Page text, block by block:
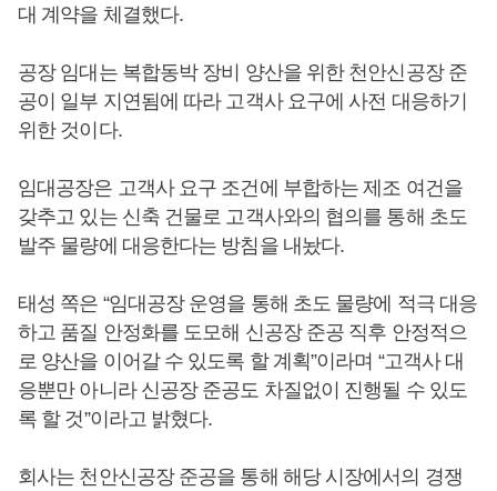
대 계약을 체결했다.
공장 임대는 복합동박 장비 양산을 위한 천안신공장 준
공이 일부 지연됨에 따라 고객사 요구에 사전 대응하기
위한 것이다.
임대공장은 고객사 요구 조건에 부합하는 제조 여건을
갖추고 있는 신축 건물로 고객사와의 협의를 통해 초도
발주 물량에 대응한다는 방침을 내놨다.
태성 쪽은 “임대공장 운영을 통해 초도 물량에 적극 대응
하고 품질 안정화를 도모해 신공장 준공 직후 안정적으
로 양산을 이어갈 수 있도록 할 계획”이라며 “고객사 대
응뿐만 아니라 신공장 준공도 차질없이 진행될 수 있도
록 할 것”이라고 밝혔다.
회사는 천안신공장 준공을 통해 해당 시장에서의 경쟁